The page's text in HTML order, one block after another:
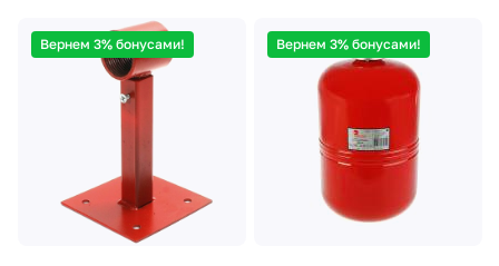
Вернем 3% бонусами! Вернем 3% бонусами!